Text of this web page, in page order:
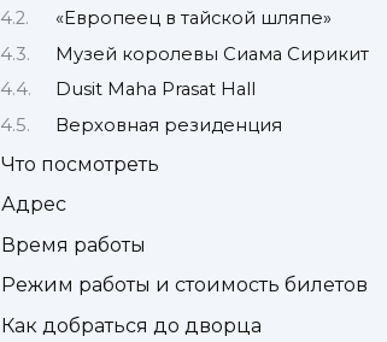
«Европеец в тайской шляпе»
Музей королевы Сиама Сирикит
Dusit Maha Prasat Hall
Верховная резиденция
Что посмотреть
Адрес
Время работы
Режим работы и стоимость билетов
Как добраться до дворца